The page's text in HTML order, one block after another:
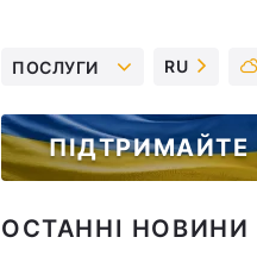
ПОСЛУГИ RU
ОСТАННІ НОВИНИ